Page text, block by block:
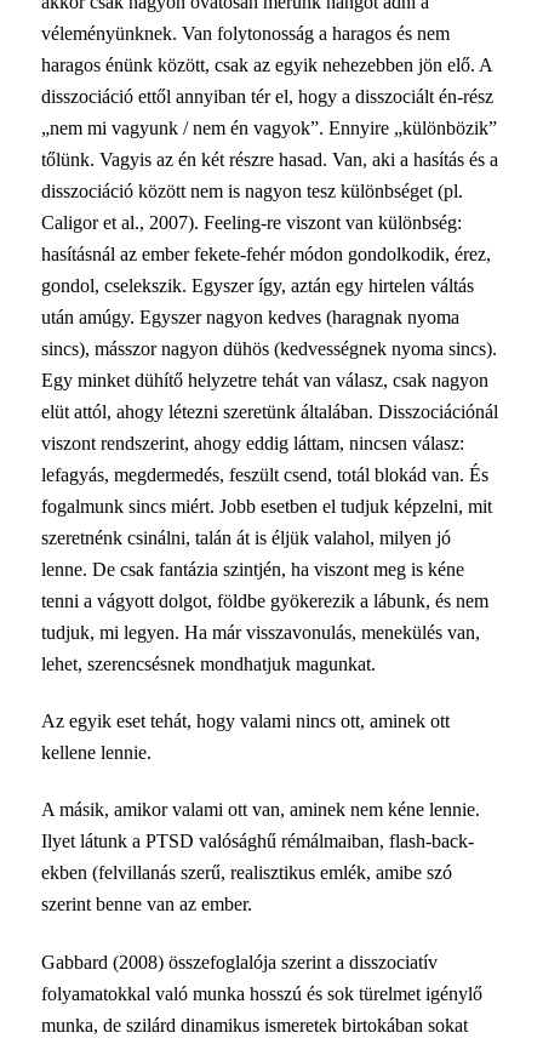
véleményünknek. Van folytonosság a haragos és nem
haragos énünk között, csak az egyik nehezebben jön elő. A
disszociáció ettől annyiban tér el, hogy a disszociált én-rész
„nem mi vagyunk / nem én vagyok”. Ennyire „különbözik”
tőlünk. Vagyis az én két részre hasad. Van, aki a hasítás és a
disszociáció között nem is nagyon tesz különbséget (pl.
Caligor et al., 2007). Feeling-re viszont van különbség:
hasításnál az ember fekete-fehér módon gondolkodik, érez,
gondol, cselekszik. Egyszer így, aztán egy hirtelen váltás
után amúgy. Egyszer nagyon kedves (haragnak nyoma
sincs), másszor nagyon dühös (kedvességnek nyoma sincs).
Egy minket dühítő helyzetre tehát van válasz, csak nagyon
elüt attól, ahogy létezni szeretünk általában. Disszociációnál
viszont rendszerint, ahogy eddig láttam, nincsen válasz:
lefagyás, megdermedés, feszült csend, totál blokád van. És
fogalmunk sincs miért. Jobb esetben el tudjuk képzelni, mit
szeretnénk csinálni, talán át is éljük valahol, milyen jó
lenne. De csak fantázia szintjén, ha viszont meg is kéne
tenni a vágyott dolgot, földbe gyökerezik a lábunk, és nem
tudjuk, mi legyen. Ha már visszavonulás, menekülés van,
lehet, szerencsésnek mondhatjuk magunkat.
Az egyik eset tehát, hogy valami nincs ott, aminek ott
kellene lennie.
A másik, amikor valami ott van, aminek nem kéne lennie.
Ilyet látunk a PTSDvalósághű rémálmaiban, flash-back-
ekben (felvillanás szerű, realisztikus emlék, amibe szó
szerint benne van az ember.
Gabbard (2008) összefoglalója szerint a disszociatív
folyamatokkal való munka hosszú és sok türelmet igénylő
munka, de szilárd dinamikus ismeretek birtokában sokat